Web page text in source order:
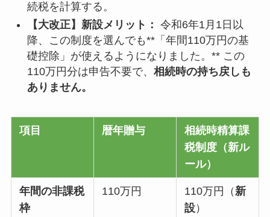
続税を計算する。
【大改正】新設メリット： 令和6年1月1日以
降、この制度を選んでも**「年間110万円の基
礎控除」が使えるようになりました。** この
110万円分は申告不要で、 相続時の持ち戻しも
ありません。
項目 暦年贈与
相続時精算課
税制度（新ル
ール）
年間の非課税
枠
110万円 110万円（ 新
設）